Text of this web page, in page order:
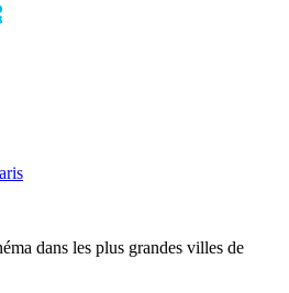
dans les plus grandes villes de